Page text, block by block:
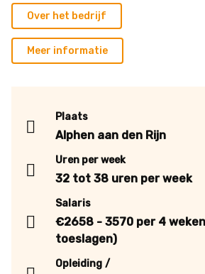
Over het bedrijf
Meer informatie
Plaats
Alphen aan den Rijn
Uren per week
32 tot 38 uren per week
Salaris
€2658 - 3570 per 4
toeslagen)
Opleiding